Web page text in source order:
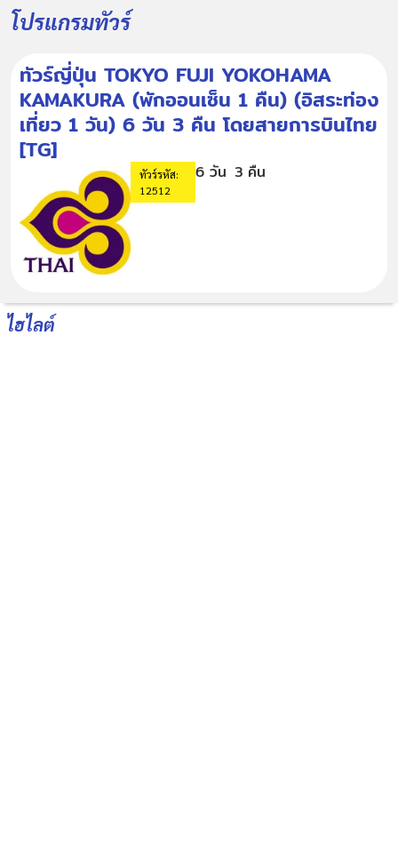
โปรแกรมทัวร์
ทัวร์ญี่ปุ่น TOKYO FUJI YOKOHAMA
KAMAKURA (พักออนเซ็น 1 คืน) (อิสระท่อง
เที่ยว 1 วัน) 6 วัน 3 คืน โดยสายการบินไทย
[TG]
ทัวร์รหัส:
12512
6 วัน 3 คืน
ไฮไลต์